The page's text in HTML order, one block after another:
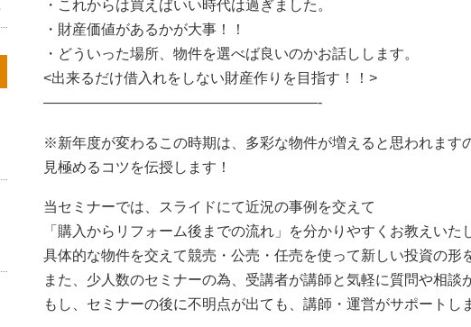
・これからは買えばいい時代は過ぎました。
・財産価値があるかが大事！！
・どういった場所、物件を選べば良いのかお話しします。
<出来るだけ借入れをしない財産作りを目指す！！>
———————————————————-
※新年度が変わるこの時期は、多彩な物件が増えると思われます
見極めるコツを伝授します！
当セミナーでは、スライドにて近況の事例を交えて
「購入からリフォーム後までの流れ」を分かりやすくお教えいた
具体的な物件を交えて競売・公売・任売を使って新しい投資の形
また、少人数のセミナーの為、受講者が講師と気軽に質問や相談
もし、セミナーの後に不明点が出ても、講師・運営がサポートし